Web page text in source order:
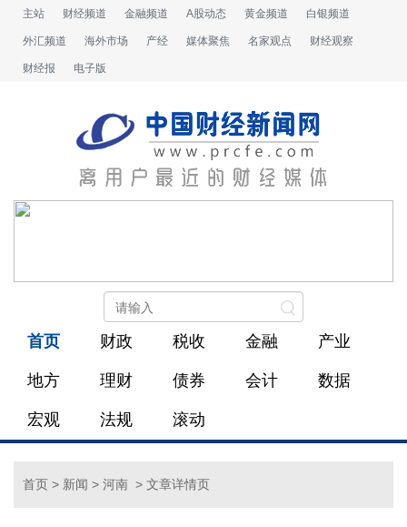
主站 财经频道 金融频道 A股动态 黄金频道 白银频道
外汇频道 海外市场 产经 媒体聚焦 名家观点 财经观察
财经报 电子版
首页 财政 税收 金融 产业
地方 理财 债券 会计 数据
宏观 法规 滚动
首页 > 新闻 > 河南 > 文章详情页